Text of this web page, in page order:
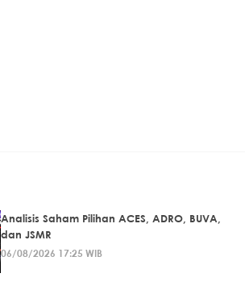
Analisis Saham Pilihan ACES, ADRO, BUVA,
dan JSMR
06/08/2026 17:25 WIB